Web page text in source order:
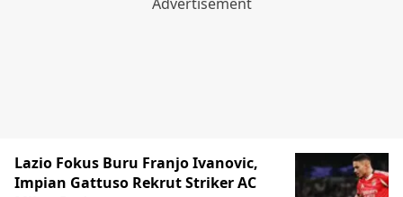
Lazio Fokus Buru Franjo Ivanovic,
Impian Gattuso Rekrut Striker AC